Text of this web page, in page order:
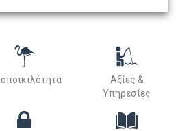
Αξίες &
Υπηρεσίες